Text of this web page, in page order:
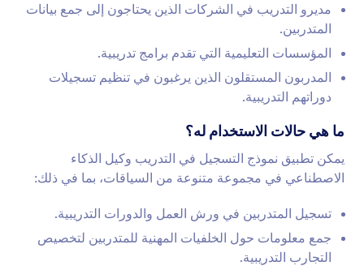
مديرو التدريب في الشركات الذين يحتاجون إلى جمع بيانات
المتدربين.
المؤسسات التعليمية التي تقدم برامج تدريبية.
المدربون المستقلون الذين يرغبون في تنظيم تسجيلات
دوراتهم التدريبية.
ما هي حالات الاستخدام له؟
يمكن تطبيق نموذج التسجيل في التدريب وكيل الذكاء
الاصطناعي في مجموعة متنوعة من السياقات، بما في ذلك:
تسجيل المتدربين في ورش العمل والدورات التدريبية.
جمع معلومات حول الخلفيات المهنية للمتدربين لتخصيص
التجارب التدريبية.